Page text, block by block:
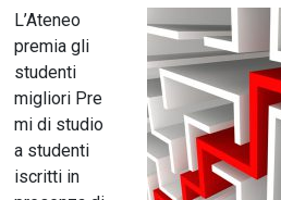
L’Ateneo
premia gli
studenti
migliori Pre
mi di studio
a studenti
iscritti in